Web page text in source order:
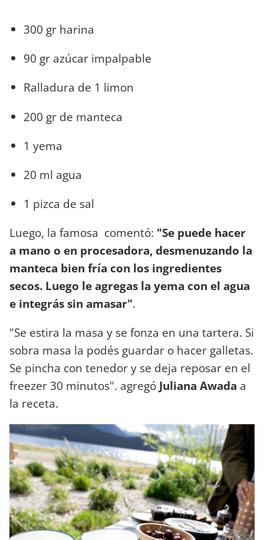
300 gr harina
90 gr azúcar impalpable
Ralladura de 1 limon
200 gr de manteca
1 yema
20 ml agua
1 pizca de sal
Luego, la famosa comentó: "Se puede hacer
a mano o en procesadora, desmenuzando la
manteca bien fría con los ingredientes
secos. Luego le agregas la yema con el agua
e integrás sin amasar".
"Se estira la masa y se fonza en una tartera. Si
sobra masa la podés guardar o hacer galletas.
Se pincha con tenedor y se deja reposar en el
freezer 30 minutos". agregó Juliana Awada a
la receta.